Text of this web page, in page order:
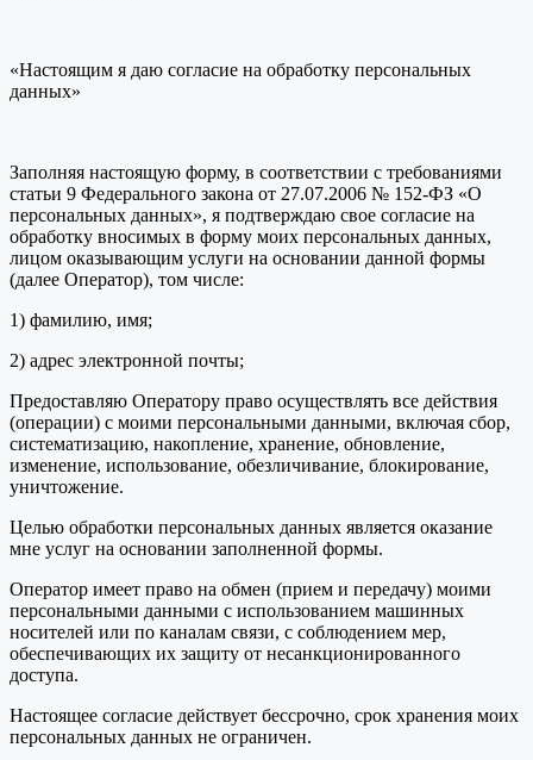
«Настоящим я даю согласие на обработку персональных
данных»
Заполняя настоящую форму, в соответствии с требованиями
статьи 9 Федерального закона от 27.07.2006 № 152-ФЗ «О
персональных данных», я подтверждаю свое согласие на
обработку вносимых в форму моих персональных данных,
лицом оказывающим услуги на основании данной формы
(далее Оператор), том числе:
1) фамилию, имя;
2) адрес электронной почты;
Предоставляю Оператору право осуществлять все действия
(операции) с моими персональными данными, включая сбор,
систематизацию, накопление, хранение, обновление,
изменение, использование, обезличивание, блокирование,
уничтожение.
Целью обработки персональных данных является оказание
мне услуг на основании заполненной формы.
Оператор имеет право на обмен (прием и передачу) моими
персональными данными с использованием машинных
носителей или по каналам связи, с соблюдением мер,
обеспечивающих их защиту от несанкционированного
доступа.
Настоящее согласие действует бессрочно, срок хранения моих
персональных данных не ограничен.